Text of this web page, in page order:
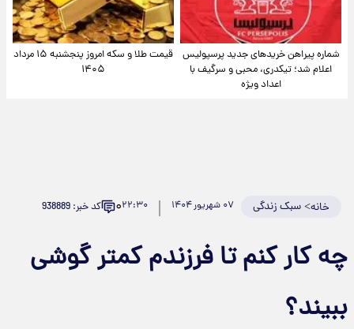
شماره پیراهن خریدهای جدید پرسپولیس
اعلام شد؛ تیکدری، محبی و سرگیف با
اعداد ویژه
قیمت طلا و سکه امروز پنجشنبه ۱۵ مرداد
۱۴۰۵
خانه>سبک زندگی ۰۷ شهریور ۱۴۰۴ ۲۲:۳۰۰ کد خبر: 938889
چه کار کنم تا فرزندم کمتر گوشی
ببیند؟